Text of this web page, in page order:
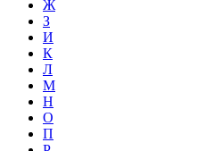
Ж
З
И
К
Л
М
Н
О
П